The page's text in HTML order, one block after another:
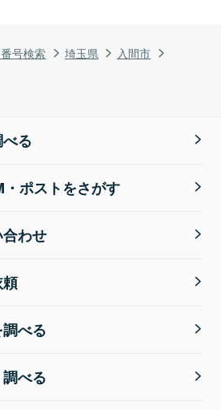
号検索 埼玉県
入間市
る
ポストをさがす
わせ
べる
べる